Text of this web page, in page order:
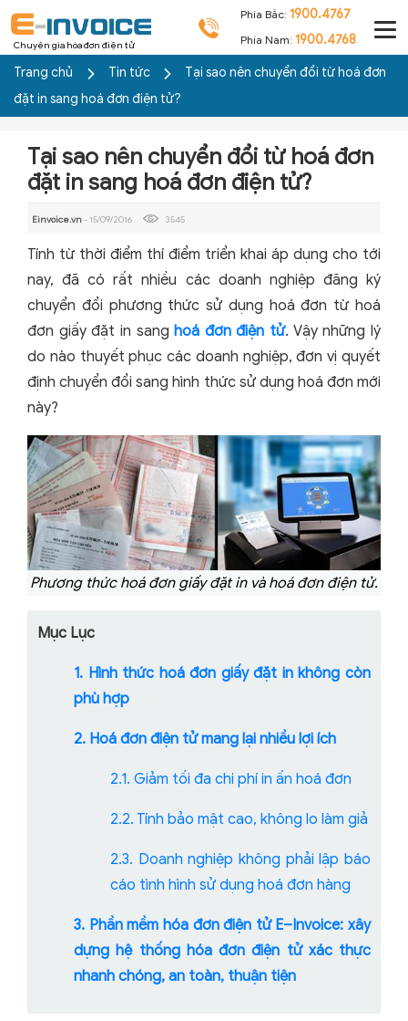
Chuyên gia hóa đơn điện tử
Phía Bắc: 1900.4767
Phía Nam: 1900.4768
Trang chủ Tin tức
Tại sao nên chuyển đổi từ hoá đơn
đặt in sang hoá đơn điện tử?
Tại sao nên chuyển đổi từ hoá đơn
đặt in sang hoá đơn điện tử?
Einvoice.vn- 15/09/2016 3545
Tính từ thời điểm thí điểm triển khai áp dụng cho tới
nay, đã có rất nhiều các doanh nghiệp đăng ký
chuyển đổi phương thức sử dụng hoá đơn từ hoá
đơn giấy đặt in sanghoá đơn điện tử. Vậy những lý
do nào thuyết phục các doanh nghiệp, đơn vị quyết
định chuyển đổi sang hình thức sử dụng hoá đơn mới
này?
Phương thức hoá đơn giấy đặt in và hoá đơn điện tử.
Mục Lục
1. Hình thức hoá đơn giấy đặt in không còn
phù hợp
2. Hoá đơn điện tử mang lại nhiều lợi ích
2.1. Giảm tối đa chi phí in ấn hoá đơn
2.2. Tính bảo mật cao, không lo làm giả
2.3. Doanh nghiệp không phải lập báo
cáo tình hình sử dụng hoá đơn hàng
3. Phần mềm hóa đơn điện tử E–Invoice: xây
dựng hệ thống hóa đơn điện tử xác thực
nhanh chóng, an toàn, thuận tiện